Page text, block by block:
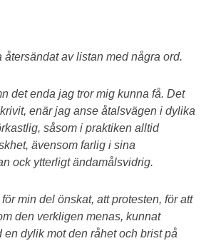
återsändat av listan med några ord.
det enda jag tror mig kunna få. Det
enär jag anse åtalsvägen i dylika
såsom i praktiken alltid
ävensom farlig i sina
ock ytterligt ändamålsvidrig.
min del önskat, att protesten, för att
den verkligen menas, kunnat
en dylik mot den råhet och brist på